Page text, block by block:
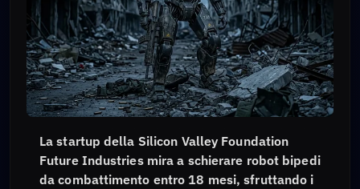
La startup della Silicon Valley Foundation
Future Industries mira a schierare robot bipedi
da combattimento entro 18 mesi, sfruttando i